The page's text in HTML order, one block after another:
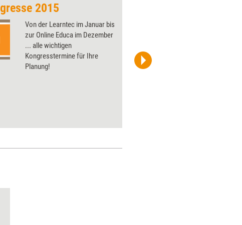
2015
Von der Learntec im Januar bis
zur Online Educa im Dezember
... alle wichtigen
Kongresstermine für Ihre
Planung!
hauserconsulting GmbH & Co. KG